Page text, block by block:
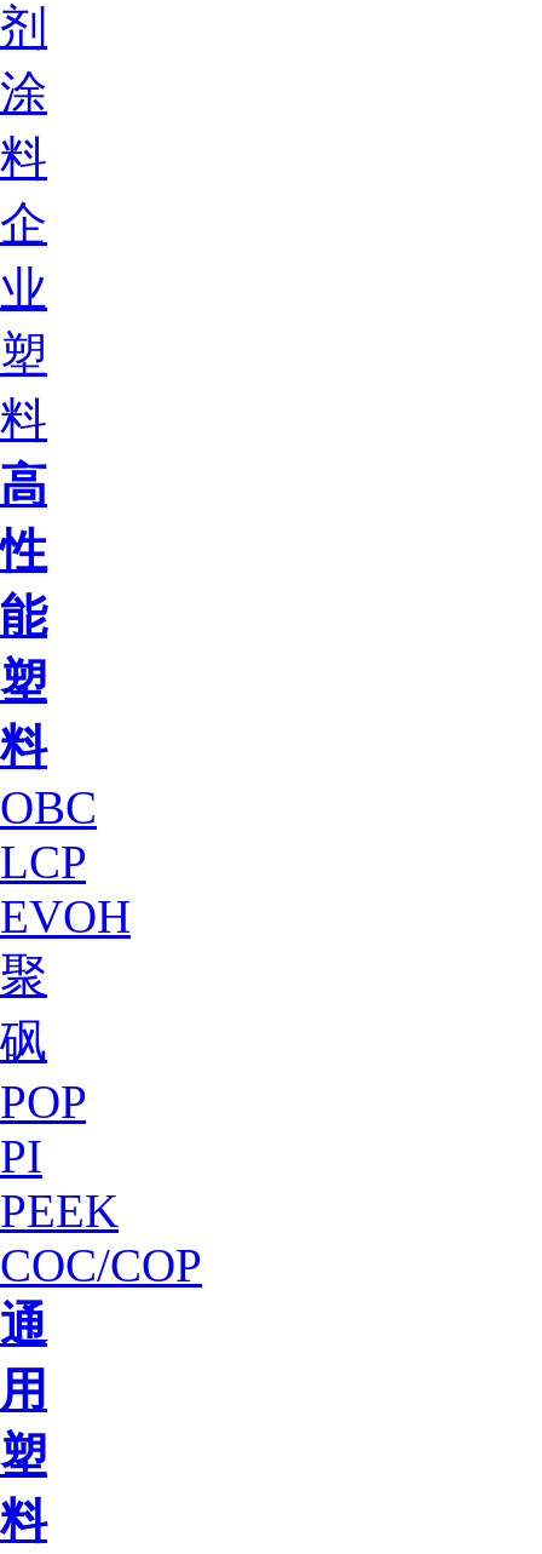
剂
涂
料
企
业
塑
料
高
性
能
塑
料
OBC
LCP
EVOH
聚
砜
POP
PI
PEEK
COC/COP
通
用
塑
料